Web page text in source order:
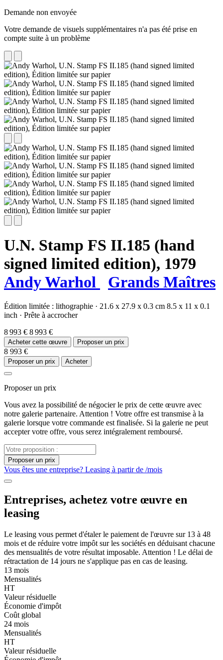
Demande non envoyée
Votre demande de visuels supplémentaires n'a pas été prise en
compte suite à un problème
U.N. Stamp FS II.185 (hand
signed limited edition), 1979
Andy Warhol
Grands Maîtres
Édition limitée : lithographie · 21.6 x 27.9 x 0.3 cm 8.5 x 11 x 0.1
inch · Prête à accrocher
8 993 € 8 993 €
Acheter cette œuvre Proposer un prix
8 993 €
Proposer un prix Acheter
Proposer un prix
Vous avez la possibilité de négocier le prix de cette œuvre avec
notre galerie partenaire. Attention ! Votre offre est transmise à la
galerie lorsque votre commande est finalisée. Si la galerie ne peut
accepter votre offre, vous serez intégralement remboursé.
Proposer un prix
Vous êtes une entreprise? Leasing à partir de /mois
Entreprises, achetez votre œuvre en
leasing
Le leasing vous permet d'étaler le paiement de l'œuvre sur 13 à 48
mois et de réduire votre impôt sur les sociétés en déduisant chacune
des mensualités de votre résultat imposable. Attention ! Le délai de
rétractation de 14 jours ne s'applique pas en cas de leasing.
13 mois
Mensualités
HT
Valeur résiduelle
Économie d'impôt
Coût global
24 mois
Mensualités
HT
Valeur résiduelle